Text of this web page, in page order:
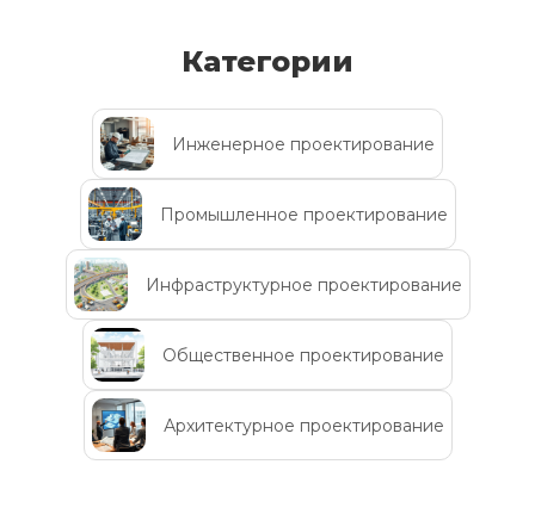
Категории
Инженерное проектирование
Промышленное проектирование
Инфраструктурное проектирование
Общественное проектирование
Архитектурное проектирование